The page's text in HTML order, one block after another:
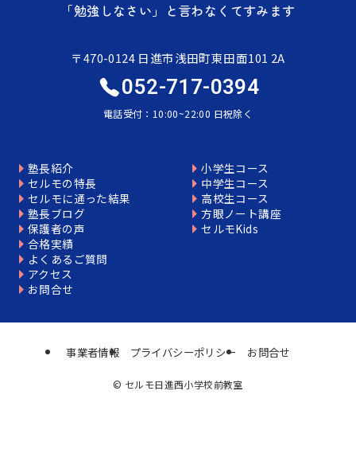
「勉強しなさい」と言わなくてすみます
〒470-0124 日進市浅田町東田面101 2A
052-717-0394
電話受付：10:00~22:00 日祝除く
塾長紹介
セルモの特長
セルモに通った結果
塾長ブログ
保護者の声
合格実績
小学生コース
中学生コース
高校生コース
方眼ノート講座
セルモKids
よくあるご質問
アクセス
お問合せ
事業者情報 プライバシーポリシー お問合せ
© セルモ日進西小学校前教室